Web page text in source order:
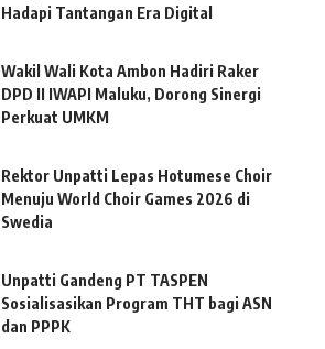
Hadapi Tantangan Era Digital
Wakil Wali Kota Ambon Hadiri Raker
DPD II IWAPI Maluku, Dorong Sinergi
Perkuat UMKM
Rektor Unpatti Lepas Hotumese Choir
Menuju World Choir Games 2026 di
Swedia
Unpatti Gandeng PT TASPEN
Sosialisasikan Program THT bagi ASN
dan PPPK